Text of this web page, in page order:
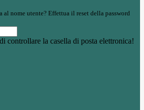
al nome utente? Effettua il reset della password
controllare la casella di posta elettronica!